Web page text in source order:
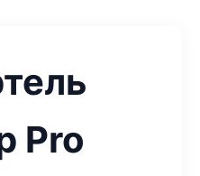
Pro